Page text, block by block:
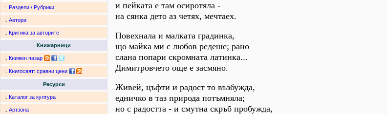
:. Раздели / Рубрики
:. Автори
:. Критика за авторите
Книжарници
:. Книжен пазар
:. Книгосвят: сравни цени
Ресурси
:. Каталог за култура
:. Артзона
и пейката е там осиротяла -
на сянка дето аз четях, мечтаех.
Повехнала и малката градинка,
що майка ми с любов редеше; рано
слана попари скромната латинка...
Димитровчето още е засмяно.
Живей, цъфти и радост то възбужда,
едничко в таз природа потъмняла;
но с радостта - и смутна скръб пробужда,